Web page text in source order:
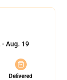
- Aug. 19
Delivered